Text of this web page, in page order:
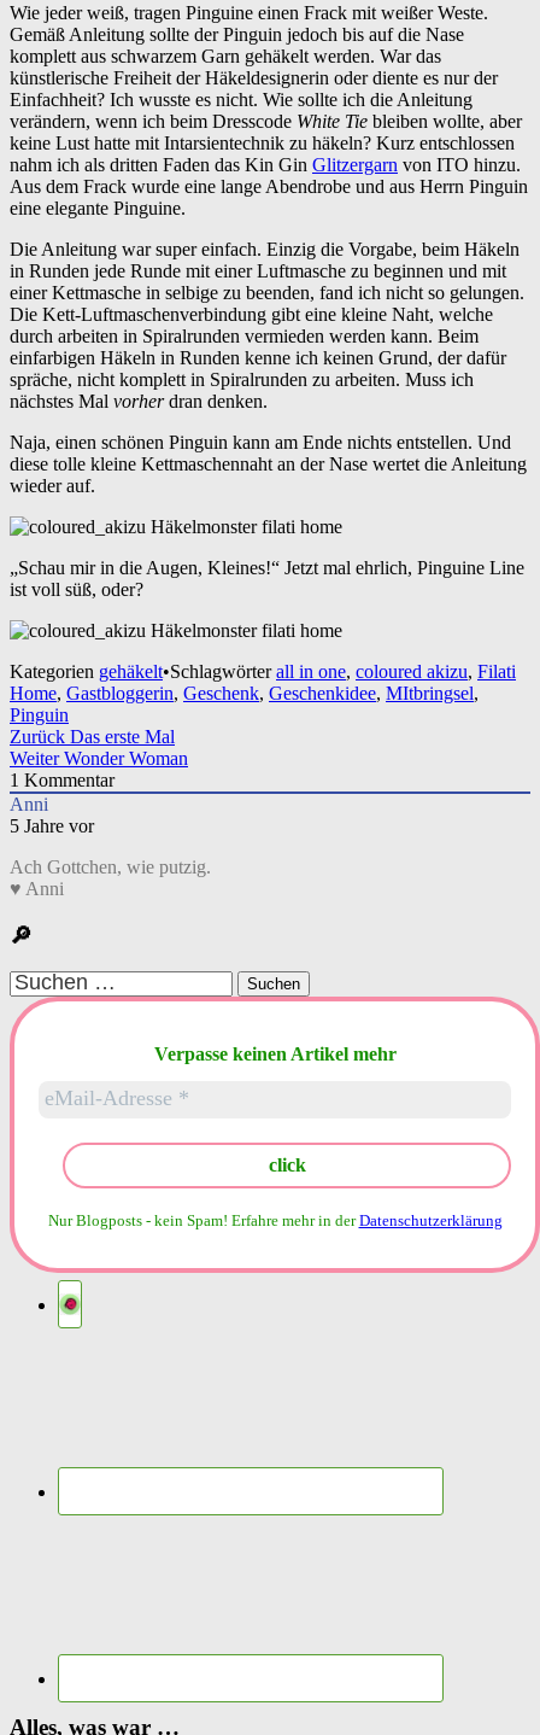
Wie jeder weiß, tragen Pinguine einen Frack mit weißer Weste.
Gemäß Anleitung sollte der Pinguin jedoch bis auf die Nase
komplett aus schwarzem Garn gehäkelt werden. War das
künstlerische Freiheit der Häkeldesignerin oder diente es nur der
Einfachheit? Ich wusste es nicht. Wie sollte ich die Anleitung
verändern, wenn ich beim Dresscode White Tie bleiben wollte, aber
keine Lust hatte mit Intarsientechnik zu häkeln? Kurz entschlossen
nahm ich als dritten Faden das Kin Gin Glitzergarn von ITO hinzu.
Aus dem Frack wurde eine lange Abendrobe und aus Herrn Pinguin
eine elegante Pinguine.
Die Anleitung war super einfach. Einzig die Vorgabe, beim Häkeln
in Runden jede Runde mit einer Luftmasche zu beginnen und mit
einer Kettmasche in selbige zu beenden, fand ich nicht so gelungen.
Die Kett-Luftmaschenverbindung gibt eine kleine Naht, welche
durch arbeiten in Spiralrunden vermieden werden kann. Beim
einfarbigen Häkeln in Runden kenne ich keinen Grund, der dafür
spräche, nicht komplett in Spiralrunden zu arbeiten. Muss ich
nächstes Mal vorherdran denken.
Naja, einen schönen Pinguin kann am Ende nichts entstellen. Und
diese tolle kleine Kettmaschennaht an der Nase wertet die Anleitung
wieder auf.
„Schau mir in die Augen, Kleines!“ Jetzt mal ehrlich, Pinguine Line
ist voll süß, oder?
Kategorien gehäkelt•Schlagwörterall in one, coloured akizu, Filati
Home, Gastbloggerin, Geschenk, Geschenkidee, MItbringsel,
Pinguin
Beitragsnavigation
Zurück Das erste Mal
Weiter Wonder Woman
1 Kommentar
Anni
5 Jahre vor
Ach Gottchen, wie putzig.
♥️ Anni
🔎
Suchen
nach:
Verpasse keinen Artikel mehr
Nur Blogposts - kein Spam! Erfahre mehr in derDatenschutzerklärung
Alles, was war …